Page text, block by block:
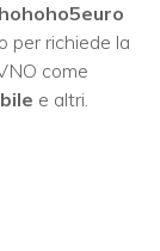
per richiede la
come
e altri.